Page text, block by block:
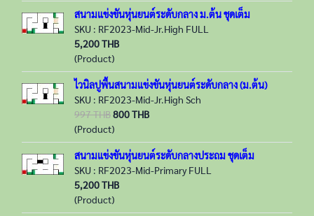
สนามแข่งขันหุ่นยนต์ระดับกลาง ม.ต้น ชุดเต็ม
SKU : RF2023-Mid-Jr.High FULL
5,200 THB
(Product)
ไวนิลปูพื้นสนามแข่งขันหุ่นยนต์ระดับกลาง (ม.ต้น)
SKU : RF2023-Mid-Jr.High Sch
997 THB800 THB
(Product)
สนามแข่งขันหุ่นยนต์ระดับกลางประถม ชุดเต็ม
SKU : RF2023-Mid-Primary FULL
5,200 THB
(Product)